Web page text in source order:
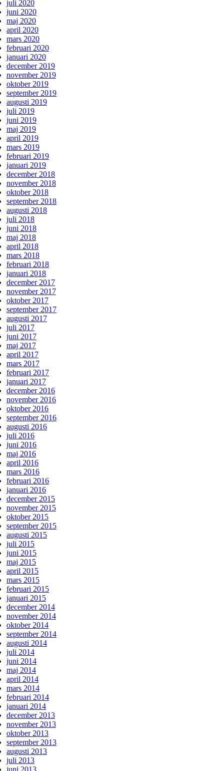
juli 2020
juni 2020
maj 2020
april 2020
mars 2020
februari 2020
januari 2020
december 2019
november 2019
oktober 2019
september 2019
augusti 2019
juli 2019
juni 2019
maj 2019
april 2019
mars 2019
februari 2019
januari 2019
december 2018
november 2018
oktober 2018
september 2018
augusti 2018
juli 2018
juni 2018
maj 2018
april 2018
mars 2018
februari 2018
januari 2018
december 2017
november 2017
oktober 2017
september 2017
augusti 2017
juli 2017
juni 2017
maj 2017
april 2017
mars 2017
februari 2017
januari 2017
december 2016
november 2016
oktober 2016
september 2016
augusti 2016
juli 2016
juni 2016
maj 2016
april 2016
mars 2016
februari 2016
januari 2016
december 2015
november 2015
oktober 2015
september 2015
augusti 2015
juli 2015
juni 2015
maj 2015
april 2015
mars 2015
februari 2015
januari 2015
december 2014
november 2014
oktober 2014
september 2014
augusti 2014
juli 2014
juni 2014
maj 2014
april 2014
mars 2014
februari 2014
januari 2014
december 2013
november 2013
oktober 2013
september 2013
augusti 2013
juli 2013
juni 2013